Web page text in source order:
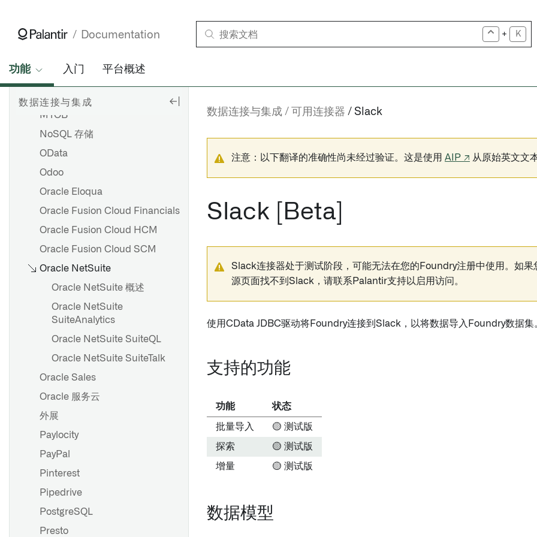
Documentation + K
功能 入门 平台概述
数据连接与集成
Microsoft Project
Microsoft Teams
Monday
MYOB
NoSQL 存储
OData
Odoo
Oracle Eloqua
Oracle Fusion Cloud Financials
Oracle Fusion Cloud HCM
Oracle Fusion Cloud SCM
Oracle NetSuite
Oracle NetSuite 概述
Oracle NetSuite
SuiteAnalytics
Oracle NetSuite SuiteQL
Oracle NetSuite SuiteTalk
Oracle Sales
Oracle 服务云
外展
Paylocity
PayPal
Pinterest
Pipedrive
PostgreSQL
Presto
数据连接与集成 可用连接器 Slack
注意：以下翻译的准确性尚未经过验证。这是使用 AIP ↗ 从原始英文文
Slack [Beta]
Slack连接器处于测试阶段，可能无法在您的Foundry注册中使用。如果
源页面找不到Slack，请联系Palantir支持以启用访问。
使用CData JDBC驱动将Foundry连接到Slack，以将数据导入Foundry数据集
支持的功能
功能 状态
批量导入 🟡 测试版
探索 🟡 测试版
增量 🟡 测试版
数据模型